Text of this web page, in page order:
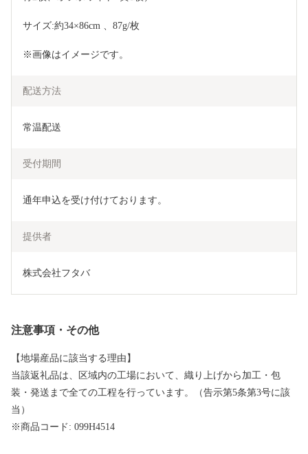
サイズ:約34×86cm 、87g/枚
※画像はイメージです。
配送方法
常温配送
受付期間
通年申込を受け付けております。
提供者
株式会社フタバ
注意事項・その他
【地場産品に該当する理由】
当該返礼品は、区域内の工場において、織り上げから加工・包
装・発送まで全ての工程を行っています。（告示第5条第3号に該
当）
※商品コード: 099H4514